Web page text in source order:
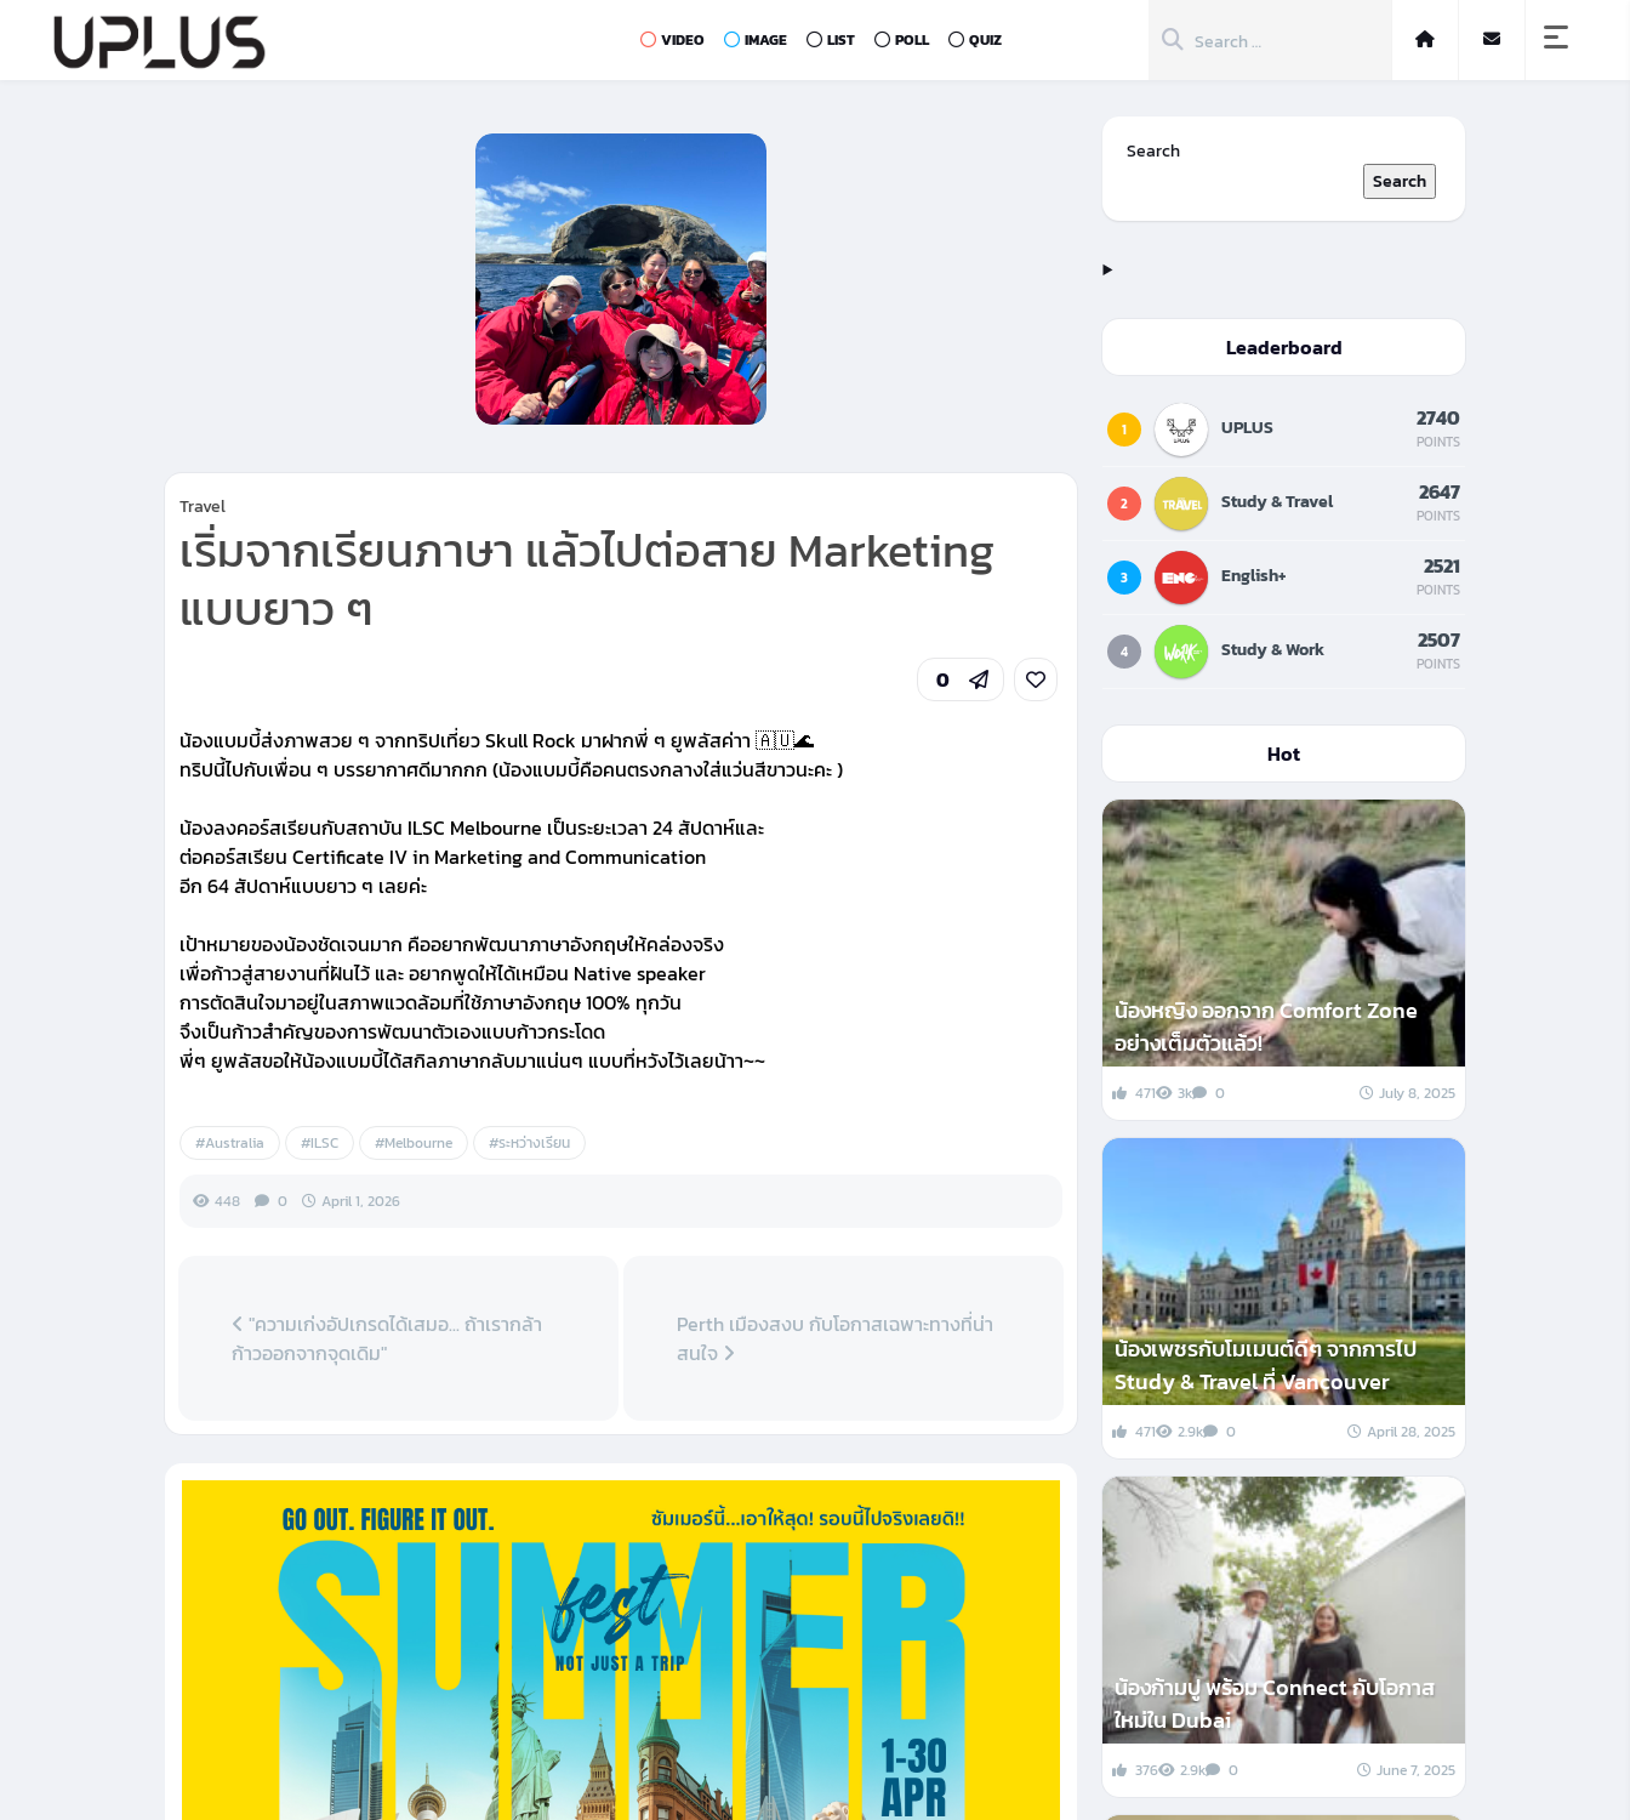
VIDEO IMAGE LIST POLL QUIZ
Travel
เริ่มจากเรียนภาษา แล้วไปต่อสาย Marketing
แบบยาว ๆ
0
น้องแบมบี้ส่งภาพสวย ๆ จากทริปเที่ยว Skull Rock มาฝากพี่ ๆ ยูพลัสค่าา 🇦🇺🌊
ทริปนี้ไปกับเพื่อน ๆ บรรยากาศดีมากกก (น้องแบมบี้คือคนตรงกลางใส่แว่นสีขาวนะคะ )
น้องลงคอร์สเรียนกับสถาบัน ILSC Melbourne เป็นระยะเวลา 24 สัปดาห์และ
ต่อคอร์สเรียน Certificate IV in Marketing and Communication
อีก 64 สัปดาห์แบบยาว ๆ เลยค่ะ
เป้าหมายของน้องชัดเจนมาก คืออยากพัฒนาภาษาอังกฤษให้คล่องจริง
เพื่อก้าวสู่สายงานที่ฝันไว้ และ อยากพูดให้ได้เหมือน Native speaker
การตัดสินใจมาอยู่ในสภาพแวดล้อมที่ใช้ภาษาอังกฤษ 100% ทุกวัน
จึงเป็นก้าวสำคัญของการพัฒนาตัวเองแบบก้าวกระโดด
พี่ๆ ยูพลัสขอให้น้องแบมบี้ได้สกิลภาษากลับมาแน่นๆ แบบที่หวังไว้เลยน้าา~~
#Australia #ILSC #Melbourne #ระหว่างเรียน
448 0 April 1, 2026
"ความเก่งอัปเกรดได้เสมอ... ถ้าเรากล้า
ก้าวออกจากจุดเดิม"
Perth เมืองสงบ กับโอกาสเฉพาะทางที่น่า
สนใจ
Search
Search
Leaderboard
1 UPLUS 2740
POINTS
2 Study & Travel 2647
POINTS
3 English+ 2521
POINTS
4 Study & Work 2507
POINTS
Hot
น้องหญิง ออกจาก Comfort Zone
อย่างเต็มตัวแล้ว!
471 3k 0 July 8, 2025
น้องเพชรกับโมเมนต์ดีๆ จากการไป
Study & Travel ที่ Vancouver
471 2.9k 0 April 28, 2025
น้องก้ามปู พร้อม Connect กับโอกาส
ใหม่ใน Dubai
376 2.9k 0 June 7, 2025